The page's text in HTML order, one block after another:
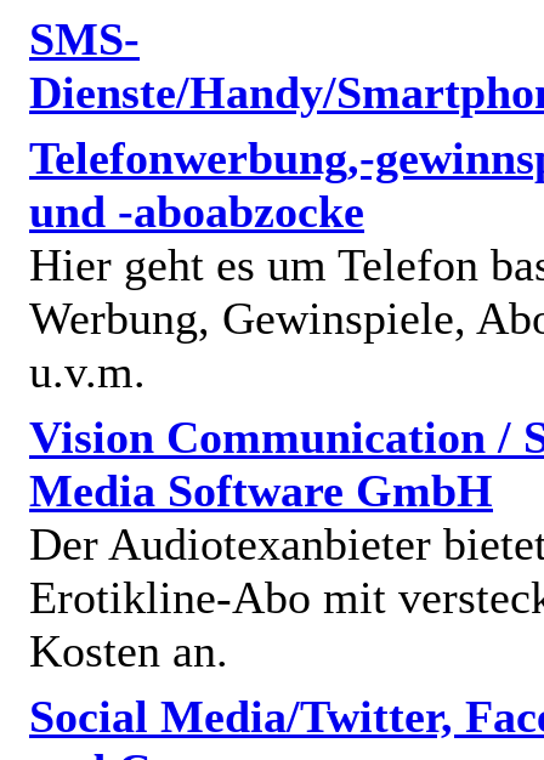
SMS-
Dienste/Handy/
Telefonwerbung,-
und -aboabzocke
Hier geht es um Telefon
Werbung, Gewinspiele,
u.v.m.
Vision Communication /
Media Software GmbH
Der Audiotexanbieter
Erotikline-Abo mit
Kosten an.
Social Media/Twitter,